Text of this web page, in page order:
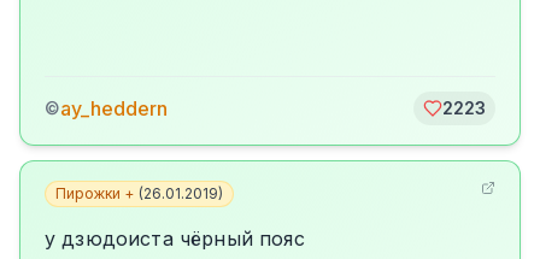
©ay_heddern 2223
Пирожки + (26.01.2019)
у дзюдоиста чёрный пояс